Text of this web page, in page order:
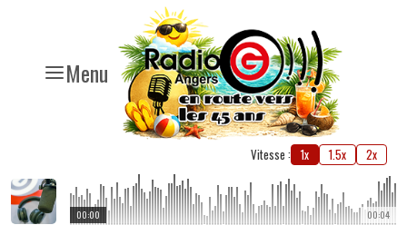
Menu
Vitesse : 1x 1.5x 2x
00:04
00:00